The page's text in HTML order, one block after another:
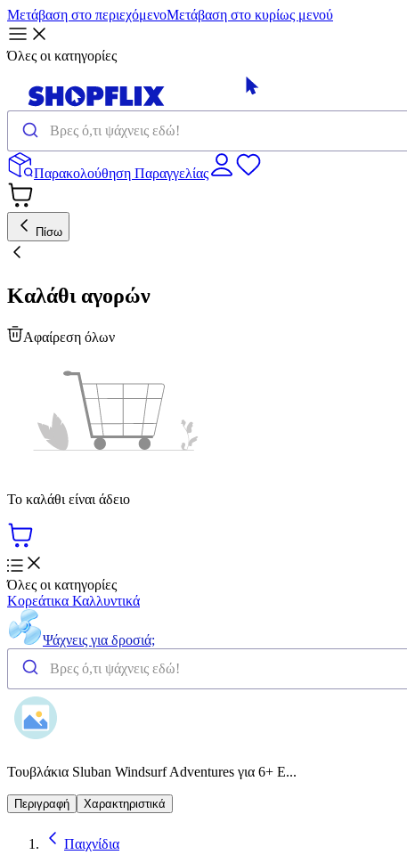
Μετάβαση στο περιεχόμενοΜετάβαση στο κυρίως μενού
Όλες οι κατηγορίες
Παρακολούθηση Παραγγελίας
Πίσω
Καλάθι αγορών
Αφαίρεση όλων
Το καλάθι είναι άδειο
Όλες οι κατηγορίες
Κορεάτικα Καλλυντικά
Ψάχνεις για δροσιά;
Τουβλάκια Sluban Windsurf Adventures για 6+ Ε...
Περιγραφή Χαρακτηριστικά
Παιχνίδια